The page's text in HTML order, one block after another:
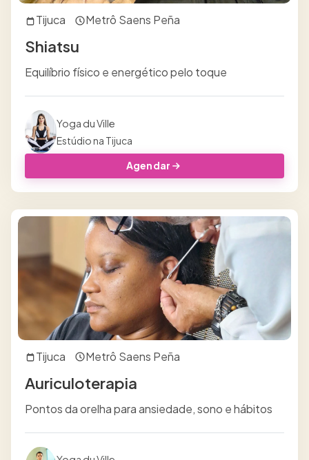
Tijuca Metrô Saens Peña
Shiatsu
Equilíbrio físico e energético pelo toque
Yoga du Ville
Estúdio na Tijuca
Agendar
Tijuca Metrô Saens Peña
Auriculoterapia
Pontos da orelha para ansiedade, sono e hábitos